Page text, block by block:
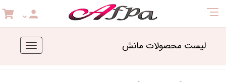
لیست محصولات مانش
Toggle